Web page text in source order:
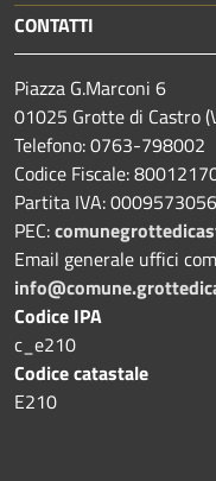
CONTATTI
Piazza G.Marconi 6
01025 Grotte di Castro
Telefono: 0763-798002
Codice Fiscale:
Partita IVA:
PEC:
Email generale uffici
Codice IPA
c_e210
Codice catastale
E210